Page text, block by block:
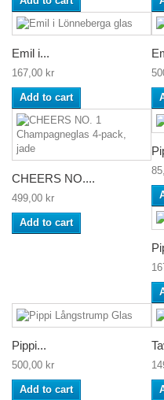
Emil i...
167,00 kr
Add to cart
CHEERS NO....
499,00 kr
Add to cart
Pippi...
500,00 kr
Add to cart